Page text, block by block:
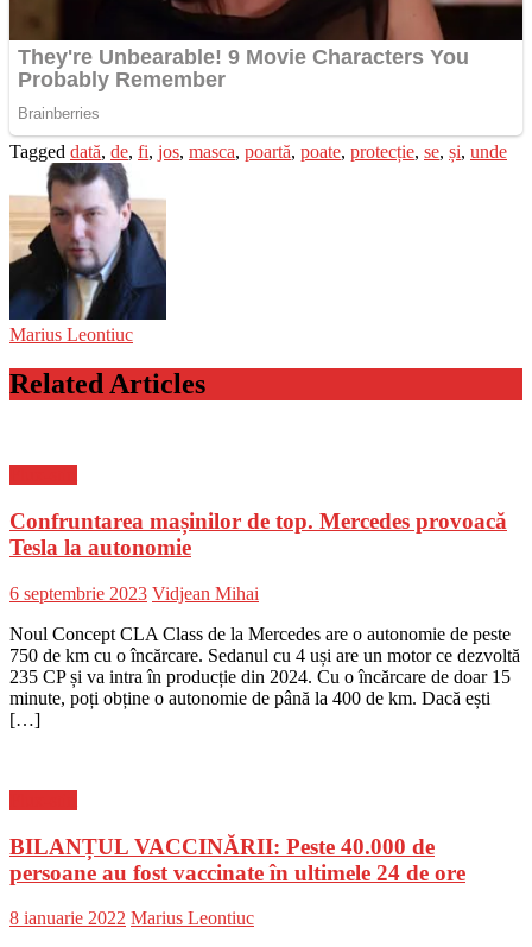
Tagged dată, de, fi, jos, masca, poartă, poate, protecție, se, și, unde
Marius Leontiuc
Related Articles
Confruntarea mașinilor de top. Mercedes provoacă
Tesla la autonomie
Posted
6 septembrie 2023 Author
Vidjean Mihai
Noul Concept CLA Class de la Mercedes are o autonomie de peste
750 de km cu o încărcare. Sedanul cu 4 uși are un motor ce dezvoltă
235 CP și va intra în producție din 2024. Cu o încărcare de doar 15
minute, poți obține o autonomie de până la 400 de km. Dacă ești
[…]
BILANȚUL VACCINĂRII: Peste 40.000 de
persoane au fost vaccinate în ultimele 24 de ore
Posted
8 ianuarie 2022 Author
Marius Leontiuc